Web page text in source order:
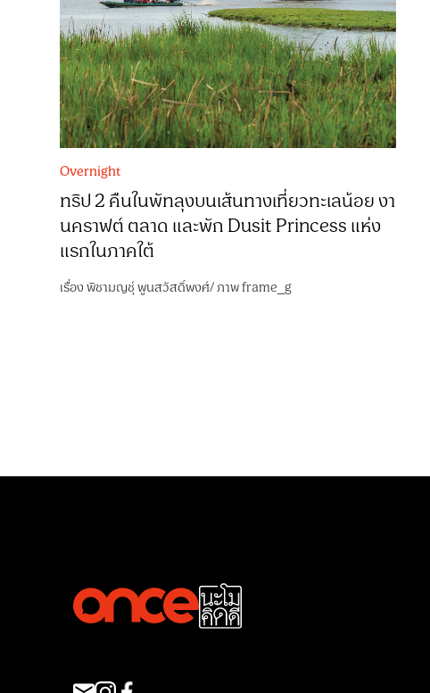
Overnight
ทริป 2 คืนในพัทลุงบนเส้นทางเที่ยวทะเลน้อย งา
นคราฟต์ ตลาด และพัก Dusit Princess แห่ง
แรกในภาคใต้
เรื่องพิชามญชุ์ พูนสวัสดิ์พงศ์/ภาพframe_g